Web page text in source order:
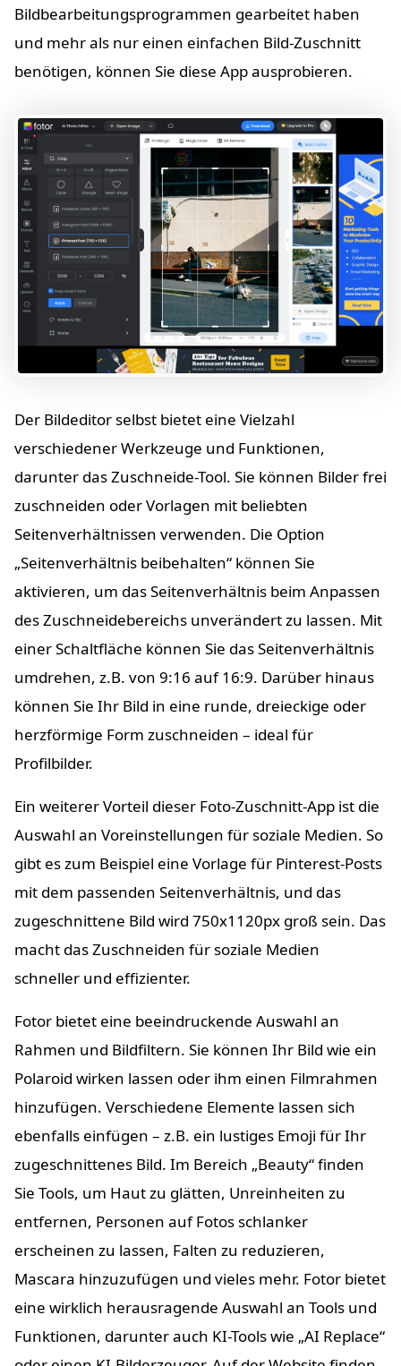
Bildbearbeitungsprogrammen gearbeitet haben
und mehr als nur einen einfachen Bild-Zuschnitt
benötigen, können Sie diese App ausprobieren.
Der Bildeditor selbst bietet eine Vielzahl
verschiedener Werkzeuge und Funktionen,
darunter das Zuschneide-Tool. Sie können Bilder frei
zuschneiden oder Vorlagen mit beliebten
Seitenverhältnissen verwenden. Die Option
„Seitenverhältnis beibehalten“ können Sie
aktivieren, um das Seitenverhältnis beim Anpassen
des Zuschneidebereichs unverändert zu lassen. Mit
einer Schaltfläche können Sie das Seitenverhältnis
umdrehen, z.B. von 9:16 auf 16:9. Darüber hinaus
können Sie Ihr Bild in eine runde, dreieckige oder
herzförmige Form zuschneiden – ideal für
Profilbilder.
Ein weiterer Vorteil dieser Foto-Zuschnitt-App ist die
Auswahl an Voreinstellungen für soziale Medien. So
gibt es zum Beispiel eine Vorlage für Pinterest-Posts
mit dem passenden Seitenverhältnis, und das
zugeschnittene Bild wird 750x1120px groß sein. Das
macht das Zuschneiden für soziale Medien
schneller und effizienter.
Fotor bietet eine beeindruckende Auswahl an
Rahmen und Bildfiltern. Sie können Ihr Bild wie ein
Polaroid wirken lassen oder ihm einen Filmrahmen
hinzufügen. Verschiedene Elemente lassen sich
ebenfalls einfügen – z.B. ein lustiges Emoji für Ihr
zugeschnittenes Bild. Im Bereich „Beauty“ finden
Sie Tools, um Haut zu glätten, Unreinheiten zu
entfernen, Personen auf Fotos schlanker
erscheinen zu lassen, Falten zu reduzieren,
Mascara hinzuzufügen und vieles mehr. Fotor bietet
eine wirklich herausragende Auswahl an Tools und
Funktionen, darunter auch KI-Tools wie „AI Replace“